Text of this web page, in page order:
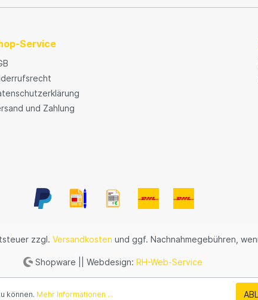
Service
und Zahlung
zzgl. Versandkosten und ggf. Nachnahmegebühren,
Shopware || Webdesign:RH-Web-Service
können. Mehr Informationen ...